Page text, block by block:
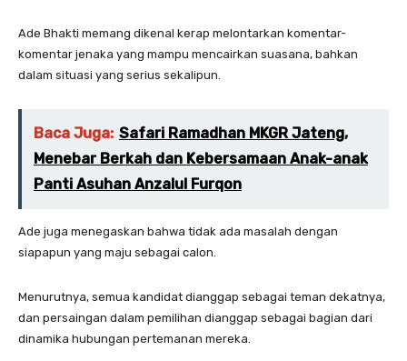
Ade Bhakti memang dikenal kerap melontarkan komentar-
komentar jenaka yang mampu mencairkan suasana, bahkan
dalam situasi yang serius sekalipun.
Baca Juga: Safari Ramadhan MKGR Jateng,
Menebar Berkah dan Kebersamaan Anak-anak
Panti Asuhan Anzalul Furqon
Ade juga menegaskan bahwa tidak ada masalah dengan
siapapun yang maju sebagai calon.
Menurutnya, semua kandidat dianggap sebagai teman dekatnya,
dan persaingan dalam pemilihan dianggap sebagai bagian dari
dinamika hubungan pertemanan mereka.